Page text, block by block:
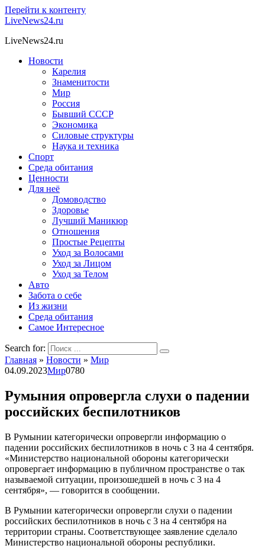
Перейти к контенту
LiveNews24.ru
LiveNews24.ru
Новости
Карелия
Знаменитости
Мир
Россия
Бывший СССР
Экономика
Силовые структуры
Наука и техника
Спорт
Среда обитания
Ценности
Для неё
Домоводство
Здоровье
Лучший Маникюр
Отношения
Простые Рецепты
Уход за Волосами
Уход за Лицом
Уход за Телом
Авто
Забота о себе
Из жизни
Среда обитания
Самое Интересное
Search for:
Главная » Новости » Мир
04.09.2023Мир0780
Румыния опровергла слухи о падении
российских беспилотников
В Румынии категорически опровергли информацию о
падении российских беспилотников в ночь с 3 на 4 сентября.
«Министерство национальной обороны категорически
опровергает информацию в публичном пространстве о так
называемой ситуации, произошедшей в ночь с 3 на 4
сентября», — говорится в сообщении.
В Румынии категорически опровергли слухи о падении
российских беспилотников в ночь с 3 на 4 сентября на
территории страны. Соответствующее заявление сделало
Министерство национальной обороны республики.